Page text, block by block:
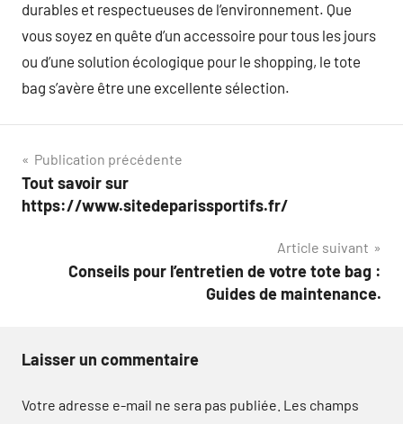
durables et respectueuses de l’environnement. Que
vous soyez en quête d’un accessoire pour tous les jours
ou d’une solution écologique pour le shopping, le tote
bag s’avère être une excellente sélection.
Navigation
de
Publication précédente
Tout savoir sur
https://www.sitedeparissportifs.fr/
Article suivant
Conseils pour l’entretien de votre tote bag :
Guides de maintenance.
Laisser un commentaire
Votre adresse e-mail ne sera pas publiée. Les champs